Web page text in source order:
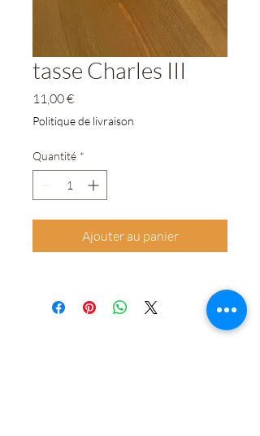
tasse Charles III
11,00 €Prix
Politique de livraison
Quantité *
Ajouter au panier